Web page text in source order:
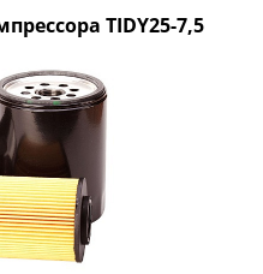
TIDY25-7,5